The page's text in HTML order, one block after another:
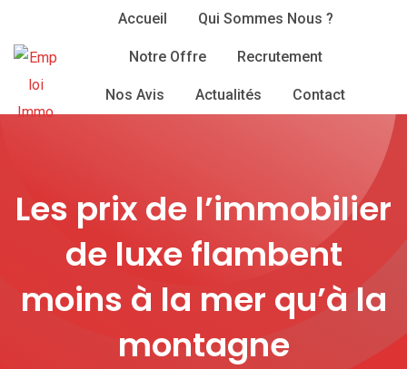
content
Accueil Qui Sommes Nous ?
Notre Offre Recrutement
Nos Avis Actualités Contact
Les prix de l’immobilier
de luxe flambent
moins à la mer qu’à la
montagne